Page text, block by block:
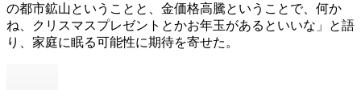
の都市鉱山ということと、金価格高騰ということで、何か
ね、クリスマスプレゼントとかお年玉があるといいな」と語
り、家庭に眠る可能性に期待を寄せた。